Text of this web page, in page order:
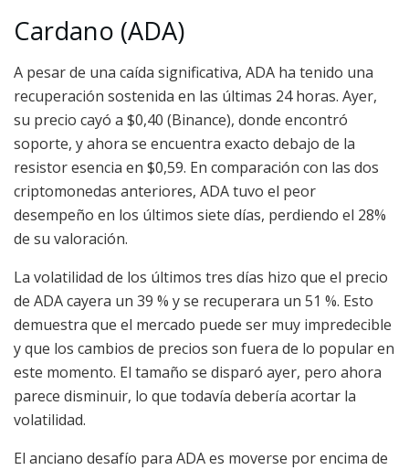
Cardano (ADA)
A pesar de una caída significativa, ADA ha tenido una
recuperación sostenida en las últimas 24 horas. Ayer,
su precio cayó a $0,40 (Binance), donde encontró
soporte, y ahora se encuentra exacto debajo de la
resistor esencia en $0,59. En comparación con las dos
criptomonedas anteriores, ADA tuvo el peor
desempeño en los últimos siete días, perdiendo el 28%
de su valoración.
La volatilidad de los últimos tres días hizo que el precio
de ADA cayera un 39 % y se recuperara un 51 %. Esto
demuestra que el mercado puede ser muy impredecible
y que los cambios de precios son fuera de lo popular en
este momento. El tamaño se disparó ayer, pero ahora
parece disminuir, lo que todavía debería acortar la
volatilidad.
El anciano desafío para ADA es moverse por encima de